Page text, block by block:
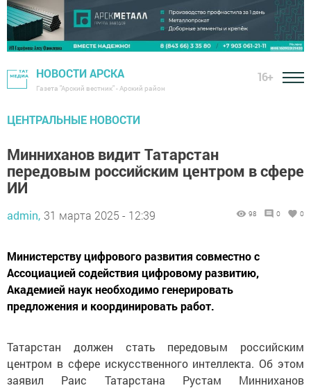
НОВОСТИ АРСКА
Газета "Арский вестник" - Арский район
16+
ЦЕНТРАЛЬНЫЕ НОВОСТИ
Минниханов видит Татарстан
передовым российским центром в сфере
ИИ
admin, 31 марта 2025 - 12:39 98 0 0
Министерству цифрового развития совместно с
Ассоциацией содействия цифровому развитию,
Академией наук необходимо генерировать
предложения и координировать работ.
Татарстан должен стать передовым российским
центром в сфере искусственного интеллекта. Об этом
заявил Раис Татарстана Рустам Минниханов